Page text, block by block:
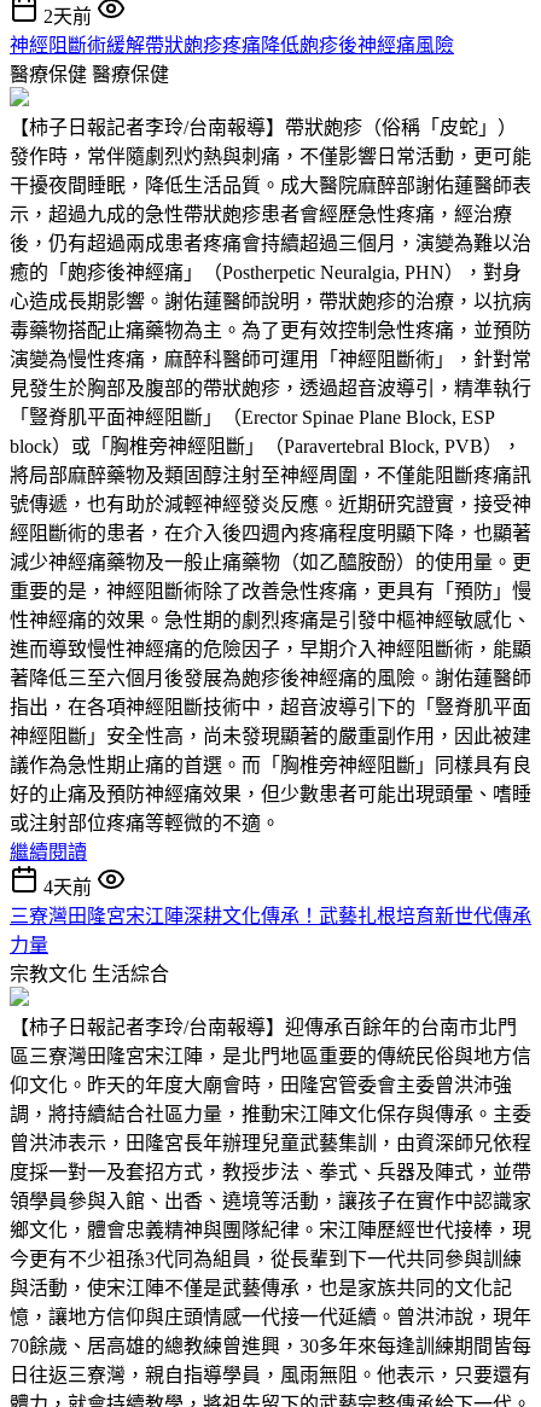
2天前
神經阻斷術緩解帶狀皰疹疼痛降低皰疹後神經痛風險
醫療保健 醫療保健
【柿子日報記者李玲/台南報導】帶狀皰疹（俗稱「皮蛇」）
發作時，常伴隨劇烈灼熱與刺痛，不僅影響日常活動，更可能
干擾夜間睡眠，降低生活品質。成大醫院麻醉部謝佑蓮醫師表
示，超過九成的急性帶狀皰疹患者會經歷急性疼痛，經治療
後，仍有超過兩成患者疼痛會持續超過三個月，演變為難以治
癒的「皰疹後神經痛」（Postherpetic Neuralgia, PHN），對身
心造成長期影響。謝佑蓮醫師說明，帶狀皰疹的治療，以抗病
毒藥物搭配止痛藥物為主。為了更有效控制急性疼痛，並預防
演變為慢性疼痛，麻醉科醫師可運用「神經阻斷術」，針對常
見發生於胸部及腹部的帶狀皰疹，透過超音波導引，精準執行
「豎脊肌平面神經阻斷」（Erector Spinae Plane Block, ESP
block）或「胸椎旁神經阻斷」（Paravertebral Block, PVB），
將局部麻醉藥物及類固醇注射至神經周圍，不僅能阻斷疼痛訊
號傳遞，也有助於減輕神經發炎反應。近期研究證實，接受神
經阻斷術的患者，在介入後四週內疼痛程度明顯下降，也顯著
減少神經痛藥物及一般止痛藥物（如乙醯胺酚）的使用量。更
重要的是，神經阻斷術除了改善急性疼痛，更具有「預防」慢
性神經痛的效果。急性期的劇烈疼痛是引發中樞神經敏感化、
進而導致慢性神經痛的危險因子，早期介入神經阻斷術，能顯
著降低三至六個月後發展為皰疹後神經痛的風險。謝佑蓮醫師
指出，在各項神經阻斷技術中，超音波導引下的「豎脊肌平面
神經阻斷」安全性高，尚未發現顯著的嚴重副作用，因此被建
議作為急性期止痛的首選。而「胸椎旁神經阻斷」同樣具有良
好的止痛及預防神經痛效果，但少數患者可能出現頭暈、嗜睡
或注射部位疼痛等輕微的不適。
繼續閱讀
4天前
三寮灣田隆宮宋江陣深耕文化傳承！武藝扎根培育新世代傳承
力量
宗教文化 生活綜合
【柿子日報記者李玲/台南報導】迎傳承百餘年的台南市北門
區三寮灣田隆宮宋江陣，是北門地區重要的傳統民俗與地方信
仰文化。昨天的年度大廟會時，田隆宮管委會主委曾洪沛強
調，將持續結合社區力量，推動宋江陣文化保存與傳承。主委
曾洪沛表示，田隆宮長年辦理兒童武藝集訓，由資深師兄依程
度採一對一及套招方式，教授步法、拳式、兵器及陣式，並帶
領學員參與入館、出香、遶境等活動，讓孩子在實作中認識家
鄉文化，體會忠義精神與團隊紀律。宋江陣歷經世代接棒，現
今更有不少祖孫3代同為組員，從長輩到下一代共同參與訓練
與活動，使宋江陣不僅是武藝傳承，也是家族共同的文化記
憶，讓地方信仰與庄頭情感一代接一代延續。曾洪沛說，現年
70餘歲、居高雄的總教練曾進興，30多年來每逢訓練期間皆每
日往返三寮灣，親自指導學員，風雨無阻。他表示，只要還有